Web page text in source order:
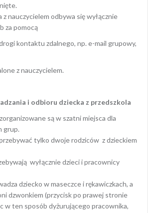
nauczycielem odbywa się wyłącznie
za pomocą
kontaktu zdalnego, np. e-mail grupowy,
z nauczycielem.
i odbioru dziecka z przedszkola
są w szatni miejsca dla
grup.
tylko dwoje rodziców z dzieckiem
wyłącznie dzieci i pracownicy
dziecko w maseczce i rękawiczkach, a
dzwonkiem (przycisk po prawej stronie
w ten sposób dyżurującego pracownika,